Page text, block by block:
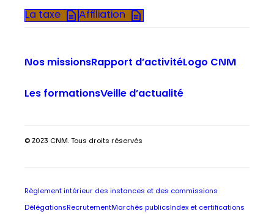
La taxe Affiliation
Nos missionsRapport d’activitéLogo CNM
Les formationsVeille d’actualité
© 2023 CNM. Tous droits réservés
Règlement intérieur des instances et des commissions
Délégations RecrutementMarchés publics Index et certifications